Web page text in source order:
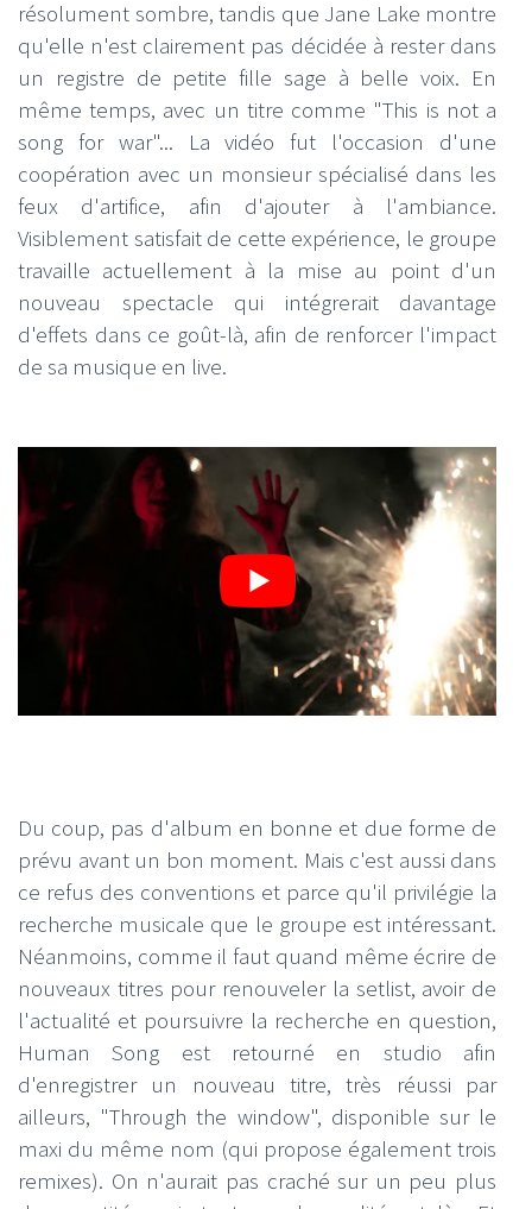
résolument sombre, tandis que Jane Lake montre
qu'elle n'est clairement pas décidée à rester dans
un registre de petite fille sage à belle voix. En
même temps, avec un titre comme "This is not a
song for war"... La vidéo fut l'occasion d'une
coopération avec un monsieur spécialisé dans les
feux d'artifice, afin d'ajouter à l'ambiance.
Visiblement satisfait de cette expérience, le groupe
travaille actuellement à la mise au point d'un
nouveau spectacle qui intégrerait davantage
d'effets dans ce goût-là, afin de renforcer l'impact
de sa musique en live.
Du coup, pas d'album en bonne et due forme de
prévu avant un bon moment. Mais c'est aussi dans
ce refus des conventions et parce qu'il privilégie la
recherche musicale que le groupe est intéressant.
Néanmoins, comme il faut quand même écrire de
nouveaux titres pour renouveler la setlist, avoir de
l'actualité et poursuivre la recherche en question,
Human Song est retourné en studio afin
d'enregistrer un nouveau titre, très réussi par
ailleurs, "Through the window", disponible sur le
maxi du même nom (qui propose également trois
remixes). On n'aurait pas craché sur un peu plus